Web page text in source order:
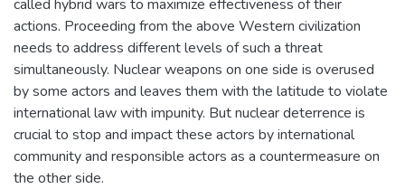
called hybrid wars to maximize effectiveness of their
actions. Proceeding from the above Western civilization
needs to address different levels of such a threat
simultaneously. Nuclear weapons on one side is overused
by some actors and leaves them with the latitude to violate
international law with impunity. But nuclear deterrence is
crucial to stop and impact these actors by international
community and responsible actors as a countermeasure on
the other side.